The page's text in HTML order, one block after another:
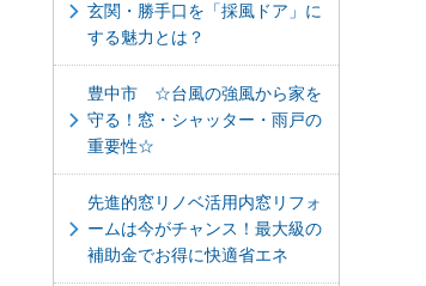
玄関・勝手口を「採風ドア」に
する魅力とは？
豊中市 ☆台風の強風から家を
守る！窓・シャッター・雨戸の
重要性☆
先進的窓リノベ活用内窓リフォ
ームは今がチャンス！最大級の
補助金でお得に快適省エネ